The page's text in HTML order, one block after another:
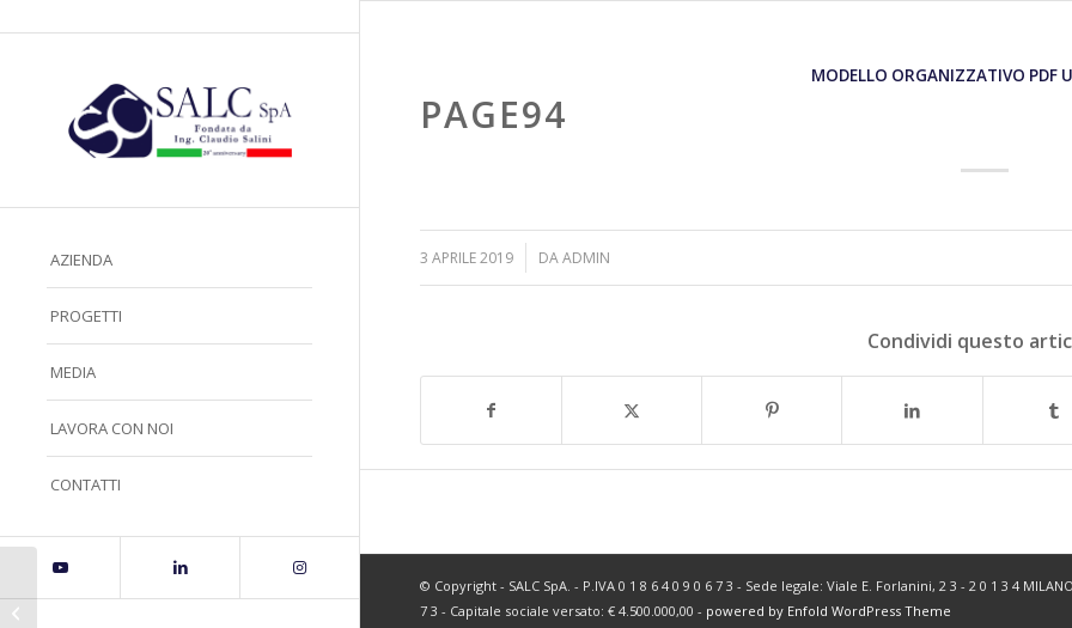
AZIENDA
PROGETTI
MEDIA
LAVORA CON NOI
CONTATTI
MODELLO ORGANIZZATIVO PDF
PAGE94
3 APRILE 2019 DAADMIN
Condividi questo
© Copyright - SALC SpA. - P.IVA 0 1 8 6 4 0 9 0 6 7 3 - Sede legale: Viale E. Forlanini, 2 3 - 2 0 1 3 4
7 3 - Capitale sociale versato: € 4.500.000,00 - powered by Enfold WordPress Theme